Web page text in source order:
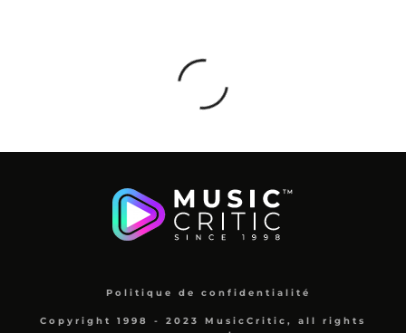
Politique de confidentialité
Copyright 1998 - 2023 MusicCritic, all rights